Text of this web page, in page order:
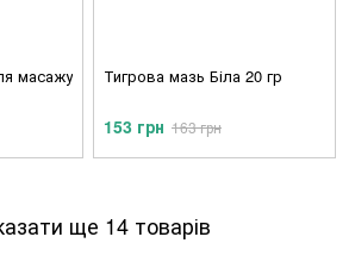
масажу
Тигрова мазь Біла 20 гр
153 грн 163 грн
ще 14 товарів